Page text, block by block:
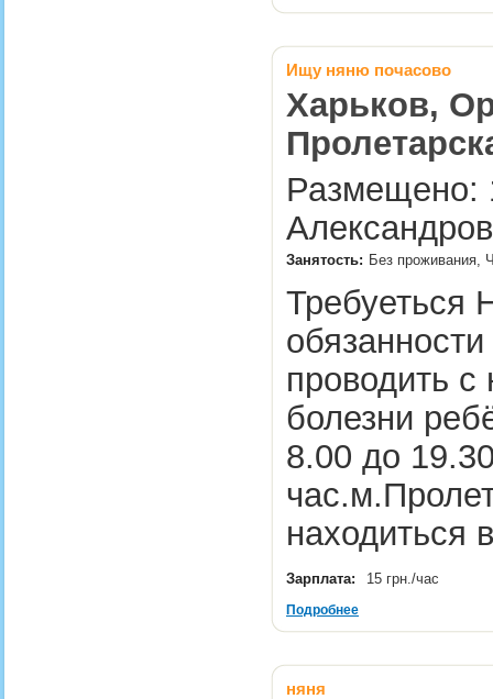
Ищу няню почасово
Харьков,
Размещено:
Занятость: Без проживания,
Требуеться
проводить
болезни
8.00 до
Зарплата: 15 грн./час
Подробнее
няня